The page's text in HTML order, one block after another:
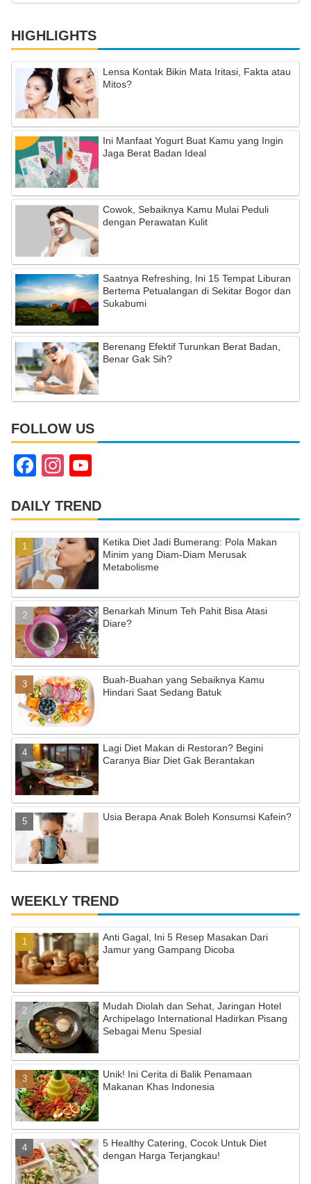
HIGHLIGHTS
Lensa Kontak Bikin Mata Iritasi, Fakta atau
Mitos?
Ini Manfaat Yogurt Buat Kamu yang Ingin
Jaga Berat Badan Ideal
Cowok, Sebaiknya Kamu Mulai Peduli
dengan Perawatan Kulit
Saatnya Refreshing, Ini 15 Tempat Liburan
Bertema Petualangan di Sekitar Bogor dan
Sukabumi
Berenang Efektif Turunkan Berat Badan,
Benar Gak Sih?
FOLLOW US
F
c
e
b
o
o
k
In
a
gr
a
m
u
T
u
b
e
C
h
a
n
n
el
DAILY TREND
Ketika Diet Jadi Bumerang: Pola Makan
Minim yang Diam-Diam Merusak
Metabolisme
Benarkah Minum Teh Pahit Bisa Atasi
Diare?
Buah-Buahan yang Sebaiknya Kamu
Hindari Saat Sedang Batuk
Lagi Diet Makan di Restoran? Begini
Caranya Biar Diet Gak Berantakan
Usia Berapa Anak Boleh Konsumsi Kafein?
WEEKLY TREND
Anti Gagal, Ini 5 Resep Masakan Dari
Jamur yang Gampang Dicoba
Mudah Diolah dan Sehat, Jaringan Hotel
Archipelago International Hadirkan Pisang
Sebagai Menu Spesial
Unik! Ini Cerita di Balik Penamaan
Makanan Khas Indonesia
5 Healthy Catering, Cocok Untuk Diet
dengan Harga Terjangkau!